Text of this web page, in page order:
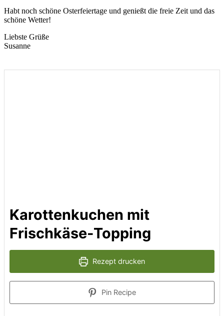
Habt noch schöne Osterfeiertage und genießt die freie Zeit und das
schöne Wetter!
Liebste Grüße
Susanne
Karottenkuchen mit
Frischkäse-Topping
Rezept drucken
Pin Recipe